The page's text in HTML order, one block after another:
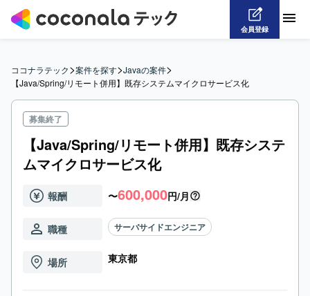
会員登録
ココナラテック>案件を探す>Javaの案件>
【Java/Spring/リモート併用】既存システムマイクロサービス化
募集終了
【Java/Spring/リモート併用】既存システ
ムマイクロサービス化
報酬 〜600,000円/月
職種 サーバサイドエンジニア
場所 東京都